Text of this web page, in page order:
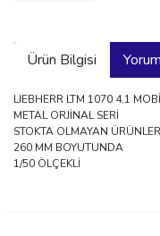
Ürün Bilgisi
LIEBHERR LTM 1070 4.1
METAL ORJİNAL SERİ
STOKTA OLMAYAN
260 MM BOYUTUNDA
1/50 ÖLÇEKLİ